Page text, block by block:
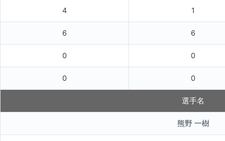
4 1
6 6
0 0
0 0
選手名
熊野 一樹